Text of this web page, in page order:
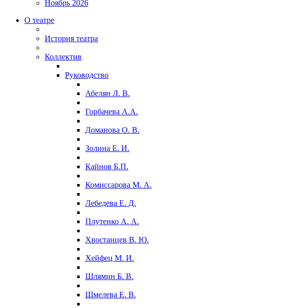
Ноябрь 2026
О театре
История театра
Коллектив
Руководство
Абелян Л. В.
Горбачева А.А.
Доманова О. В.
Золина Е. И.
Кайнов Б.П.
Комиссарова М. А.
Лебедева Е. Д.
Плутенко А. А.
Хвостанцев В. Ю.
Хейфец М. И.
Шлямин Б. В.
Шмелева Е. В.